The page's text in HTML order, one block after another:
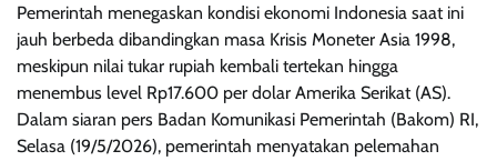
Pemerintah menegaskan kondisi ekonomi Indonesia saat ini
jauh berbeda dibandingkan masa Krisis Moneter Asia 1998,
meskipun nilai tukar rupiah kembali tertekan hingga
menembus level Rp17.600 per dolar Amerika Serikat (AS).
Dalam siaran pers Badan Komunikasi Pemerintah (Bakom) RI,
Selasa (19/5/2026), pemerintah menyatakan pelemahan